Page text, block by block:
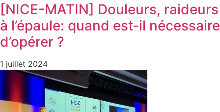
[NICE-MATIN] Douleurs, raideurs
à l’épaule: quand est-il nécessaire
d’opérer ?
1 juillet 2024